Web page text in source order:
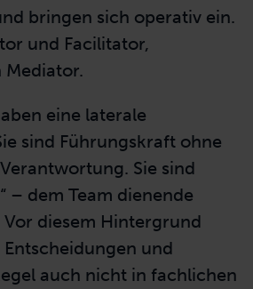
bringen sich operativ ein.
und Facilitator,
Mediator.
eine laterale
sind Führungskraft ohne
Sie sind
– dem Team dienende
diesem Hintergrund
und
auch nicht in fachlichen